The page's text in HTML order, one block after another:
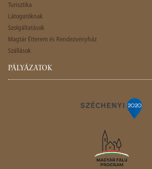
Turisztika
Látogatóknak
Szolgáltatások
Magtár Étterem és Rendezvényház
Szállások
PÁLYÁZATOK